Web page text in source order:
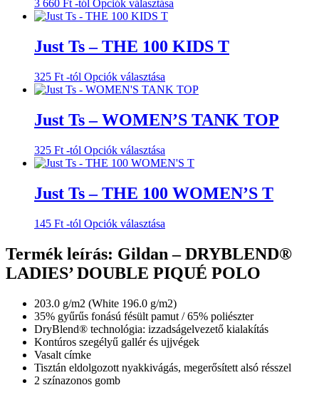
3 660 Ft -tól Opciók választása
több
variációja
változatok
termékoldalon
választhatók
Just Ts – THE 100 KIDS T
325 Ft -tól Opciók választása
a
több
variációja
A
változatok
termékoldalon
választhatók
Just Ts – WOMEN’S TANK TOP
325 Ft -tól Opciók választása
a
több
variációja
A
a
termékoldalon
választhatók
Just Ts – THE 100 WOMEN’S T
145 Ft -tól Opciók választása
terméknek
több
variációja
A
változatok
a
termékoldalon
választhatók
ki
Termék leírás: Gildan – DRYBLEND®
LADIES’ DOUBLE PIQUÉ POLO
203.0 g/m2 (White 196.0 g/m2)
35% gyűrűs fonású fésült pamut / 65% poliészter
DryBlend® technológia: izzadságelvezető kialakítás
Kontúros szegélyű gallér és ujjvégek
Vasalt címke
Tisztán eldolgozott nyakkivágás, megerősített alsó résszel
2 színazonos gomb